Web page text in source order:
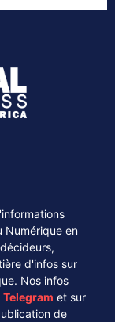
Numérique en
d'infos sur
Nos infos
Telegram et sur
de